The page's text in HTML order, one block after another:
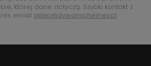
której dane dotyczą. Szybki kontakt z
email sklep@dywanychemex.pl